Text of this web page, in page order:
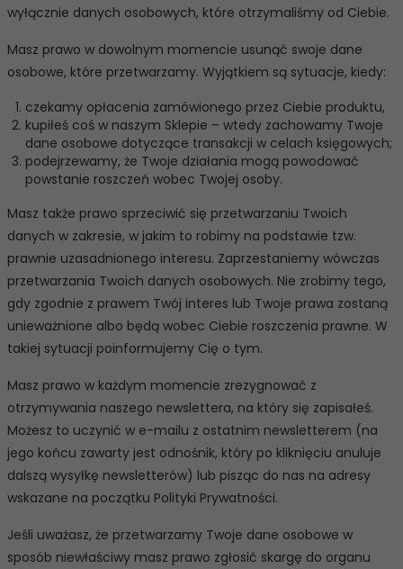
wyłącznie danych osobowych, które otrzymaliśmy od Ciebie.
Masz prawo w dowolnym momencie usunąć swoje dane
osobowe, które przetwarzamy. Wyjątkiem są sytuacje, kiedy:
czekamy opłacenia zamówionego przez Ciebie produktu,
kupiłeś coś w naszym Sklepie – wtedy zachowamy Twoje
dane osobowe dotyczące transakcji w celach księgowych;
podejrzewamy, że Twoje działania mogą powodować
powstanie roszczeń wobec Twojej osoby.
Masz także prawo sprzeciwić się przetwarzaniu Twoich
danych w zakresie, w jakim to robimy na podstawie tzw.
prawnie uzasadnionego interesu. Zaprzestaniemy wówczas
przetwarzania Twoich danych osobowych. Nie zrobimy tego,
gdy zgodnie z prawem Twój interes lub Twoje prawa zostaną
unieważnione albo będą wobec Ciebie roszczenia prawne. W
takiej sytuacji poinformujemy Cię o tym.
Masz prawo w każdym momencie zrezygnować z
otrzymywania naszego newslettera, na który się zapisałeś.
Możesz to uczynić w e-mailu z ostatnim newsletterem (na
jego końcu zawarty jest odnośnik, który po kliknięciu anuluje
dalszą wysyłkę newsletterów) lub pisząc do nas na adresy
wskazane na początku Polityki Prywatności.
Jeśli uważasz, że przetwarzamy Twoje dane osobowe w
sposób niewłaściwy masz prawo zgłosić skargę do organu